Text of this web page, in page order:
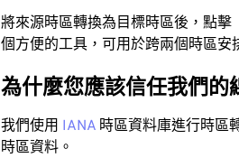
將來源時區轉換為目標時區後，點
個方便的工具，可用於跨兩個時區安
為什麼您應該信任我們的
我們使用 IANA 時區資料庫進行時區
時區資料。